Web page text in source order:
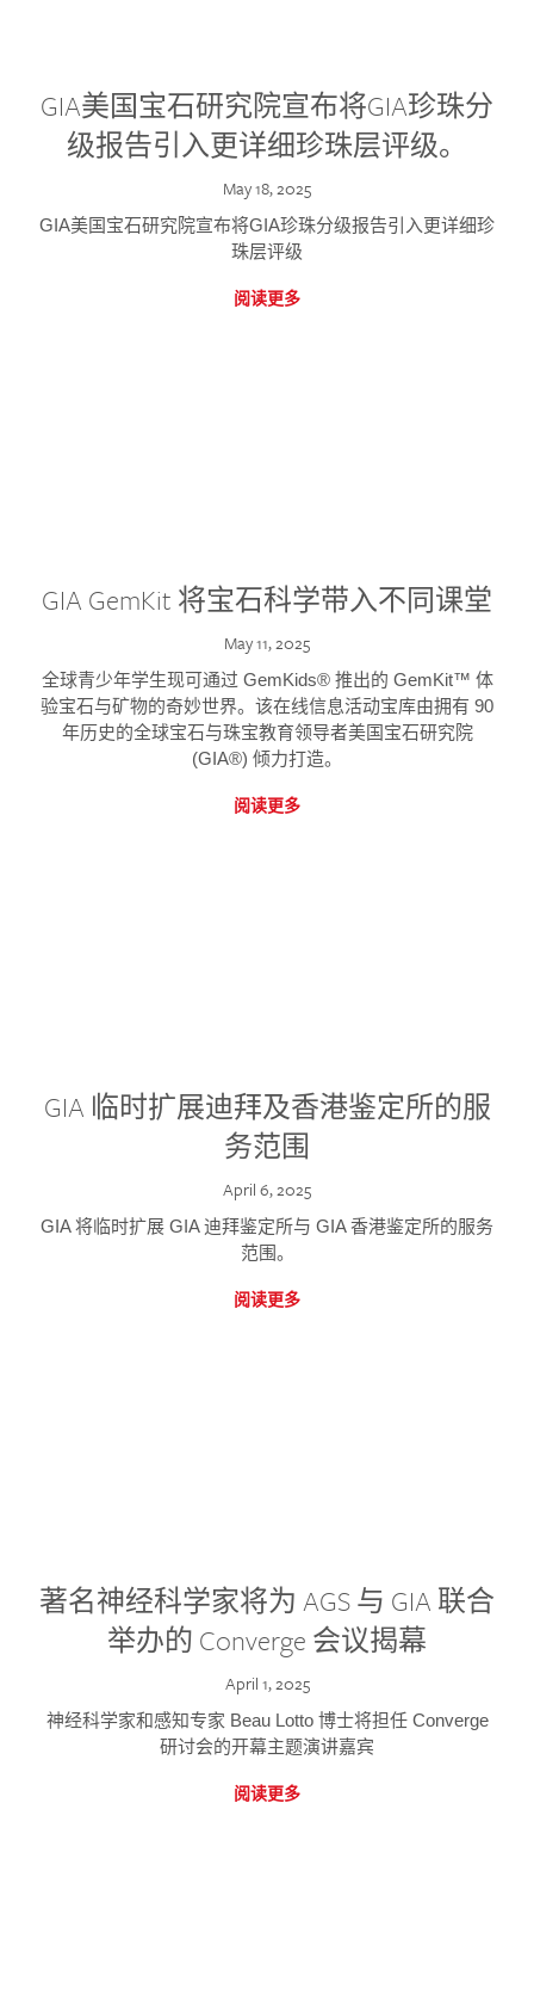
GIA美国宝石研究院宣布将GIA珍珠分
级报告引入更详细珍珠层评级。
May 18, 2025
GIA美国宝石研究院宣布将GIA珍珠分级报告引入更详细珍
珠层评级
阅读更多
GIA GemKit 将宝石科学带入不同课堂
May 11, 2025
全球青少年学生现可通过 GemKids® 推出的 GemKit™ 体
验宝石与矿物的奇妙世界。该在线信息活动宝库由拥有 90
年历史的全球宝石与珠宝教育领导者美国宝石研究院
(GIA®) 倾力打造。
阅读更多
GIA 临时扩展迪拜及香港鉴定所的服
务范围
April 6, 2025
GIA 将临时扩展 GIA 迪拜鉴定所与 GIA 香港鉴定所的服务
范围。
阅读更多
著名神经科学家将为 AGS 与 GIA 联合
举办的 Converge 会议揭幕
April 1, 2025
神经科学家和感知专家 Beau Lotto 博士将担任 Converge
研讨会的开幕主题演讲嘉宾
阅读更多